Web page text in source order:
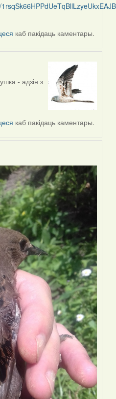
каб пакідаць каментары.
- адзін з
каб пакідаць каментары.